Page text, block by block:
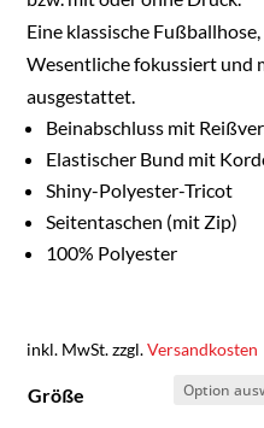
Eine klassische
Wesentliche fokussiert und
ausgestattet.
Beinabschluss mit
Elastischer Bund mit
Shiny-Polyester-Tricot
Seitentaschen (mit Zip)
100% Polyester
inkl. MwSt.zzgl.Versandkosten
Größe